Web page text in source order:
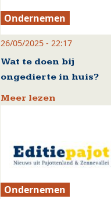
Ondernemen
26/05/2025 - 22:17
Wat te doen bij
ongedierte in huis?
Meer lezen
Ondernemen